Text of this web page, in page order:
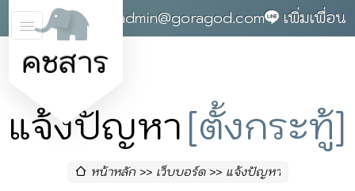
คชสาร
0868142004 admin@goragod.com เพิ่มเพื่อน
แจ้งปัญหา [ตั้งกระทู้]
หน้าหลัก เว็บบอร์ด แจ้งปัญหา